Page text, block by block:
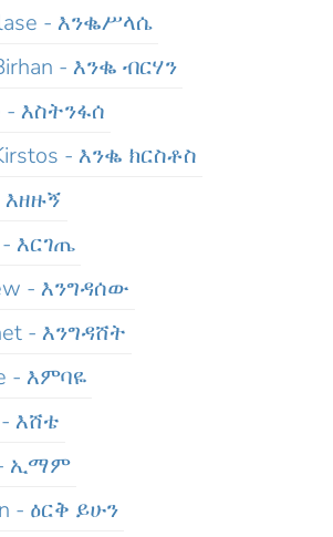
- እንቈሥላሴ
- እንቈ ብርሃን
- እስትንፋሰ
- እንቈ ክርስቶስ
እዘዙኝ
- እርገጤ
- እንግዳሰው
- እንግዳሸት
- እምባዬ
- እሸቴ
- ኢማም
- ዕርቅ ይሁን